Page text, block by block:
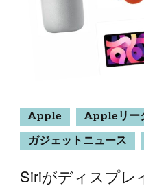
Apple
Appleリー
ガジェットニュース
Siriがディスプレ